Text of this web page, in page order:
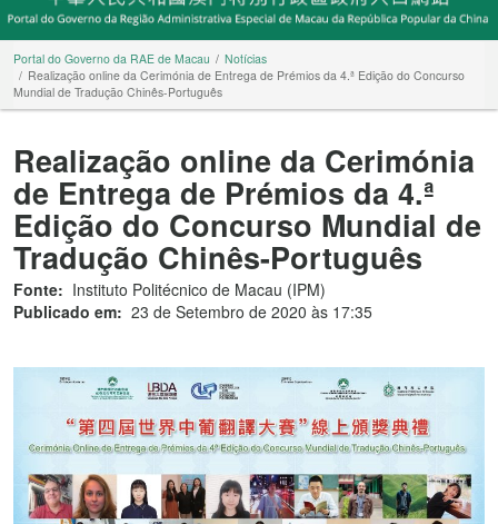
Portal do Governo da RAE de Macau
Notícias
Realização online da Cerimónia de Entrega de Prémios da 4.ª Edição do Concurso
Mundial de Tradução Chinês-Português
Realização online da Cerimónia
de Entrega de Prémios da 4.ª
Edição do Concurso Mundial de
Tradução Chinês-Português
Fonte: Instituto Politécnico de Macau (IPM)
Publicado em: 23 de Setembro de 2020 às 17:35